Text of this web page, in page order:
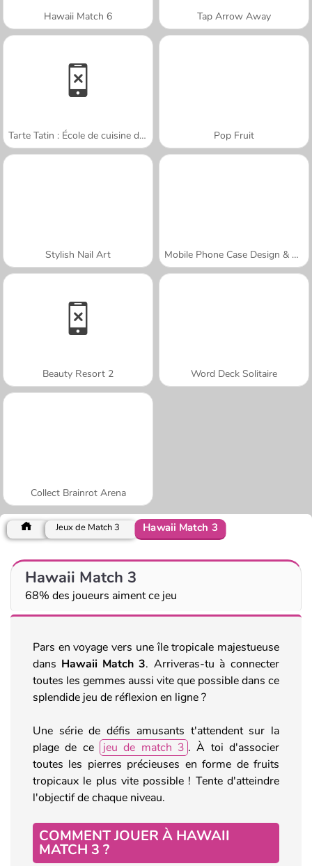
Hawaii Match 6 Tap Arrow Away
Tarte Tatin : École de cuisine de Sara Pop Fruit
Stylish Nail Art Mobile Phone Case Design & DIY
Beauty Resort 2 Word Deck Solitaire
Collect Brainrot Arena
Jeux de Match 3 Hawaii Match 3
Hawaii Match 3
68% des joueurs aiment ce jeu
Pars en voyage vers une île tropicale majestueuse
dans Hawaii Match 3. Arriveras-tu à connecter
toutes les gemmes aussi vite que possible dans ce
splendide jeu de réflexion en ligne ?
Une série de défis amusants t'attendent sur la
plage de ce
jeu de match 3 . À toi d'associer
toutes les pierres précieuses en forme de fruits
tropicaux le plus vite possible ! Tente d'atteindre
l'objectif de chaque niveau.
COMMENT JOUER À HAWAII
MATCH 3 ?